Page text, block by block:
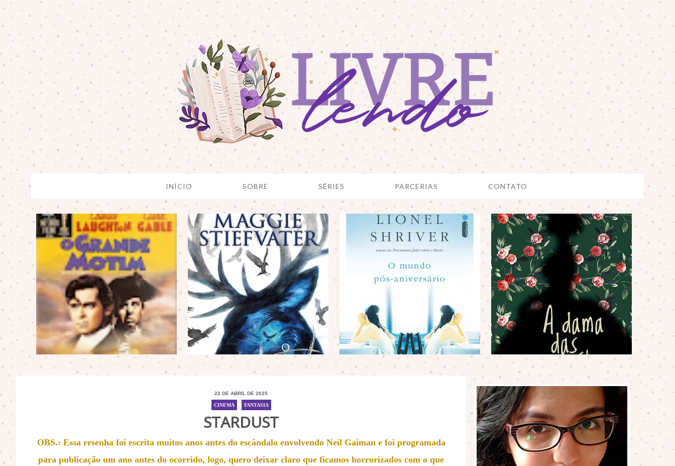
INÍCIO SOBRE SÉRIES PARCERIAS CONTATO
22 DE ABRIL DE 2025
CINEMA FANTASIA
STARDUST
OBS.: Essa resenha foi escrita muitos anos antes do escândalo envolvendo Neil Gaiman e foi programada
para publicação um ano antes do ocorrido, logo, quero deixar claro que ficamos horrorizados com o que